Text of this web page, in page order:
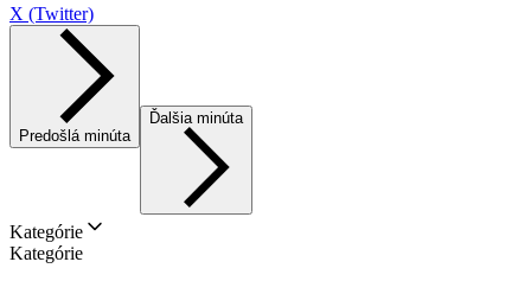
X (Twitter)
Predošlá minúta
Ďalšia minúta
Kategórie
Kategórie